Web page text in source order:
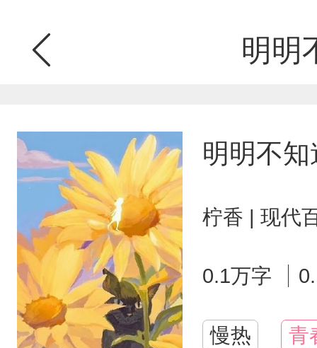
明明
明明不知
柠香 | 现代
0.1万字
慢热 青